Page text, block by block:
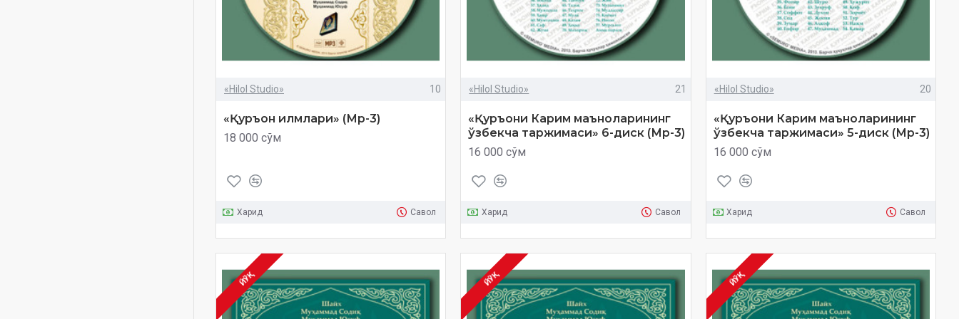
«Hilol Studio» 10
«Қуръон илмлари» (Мp-3)
18 000 сўм
Харид Савол
«Hilol Studio» 21
«Қуръони Карим маъноларининг
ўзбекча таржимаси» 6-диск (Мp-3)
16 000 сўм
Харид Савол
«Hilol Studio» 20
«Қуръони Карим маъноларининг
ўзбекча таржимаси» 5-диск (Мp-3)
16 000 сўм
Харид Савол
ЙЎҚ ЙЎҚ ЙЎҚ